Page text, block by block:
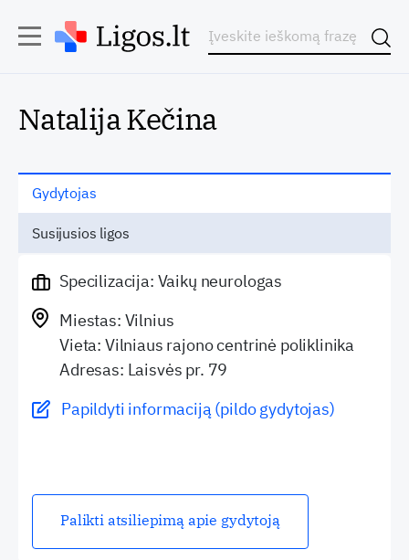
Natalija Kečina
Gydytojas
Susijusios ligos
Specilizacija: Vaikų neurologas
Miestas: Vilnius
Vieta: Vilniaus rajono centrinė poliklinika
Adresas: Laisvės pr. 79
Papildyti informaciją (pildo gydytojas)
Palikti atsiliepimą apie gydytoją